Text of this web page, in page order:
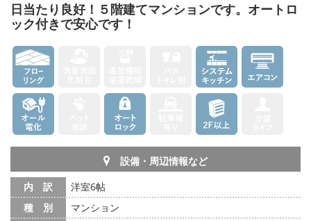
日当たり良好！５階建てマンションです。オートロ
ック付きで安心です！
設備・周辺情報など
内 訳
洋室6帖
種 別
マンション